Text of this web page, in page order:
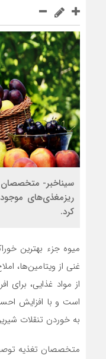
سیناخبر-
ریزمغذی‌های
کرد.
میوه جزء بهترین
غنی از ویتامین‌ها،
از مواد غذایی،
است و با افزایش
به خوردن تنقلات
متخصصان تغذیه